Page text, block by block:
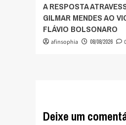
A RESPOSTA
GILMAR MENDES AO
FLÁVIO BOLSONARO
afinsophia 08/08/2026
Deixe um